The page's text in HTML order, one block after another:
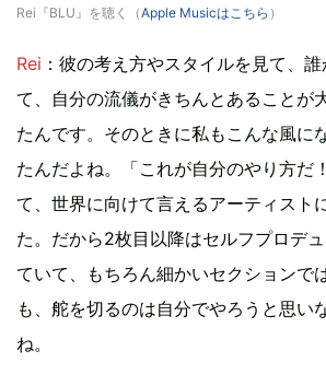
Rei『BLU』を聴く（Apple Musicはこちら ）
Rei ：彼の考え方やスタイルを見て、
て、自分の流儀がきちんとあることが
たんです。そのときに私もこんな風に
たんだよね。「これが自分のやり方だ
て、世界に向けて言えるアーティスト
た。だから2枚目以降はセルフプロデ
ていて、もちろん細かいセクションで
も、舵を切るのは自分でやろうと思い
ね。